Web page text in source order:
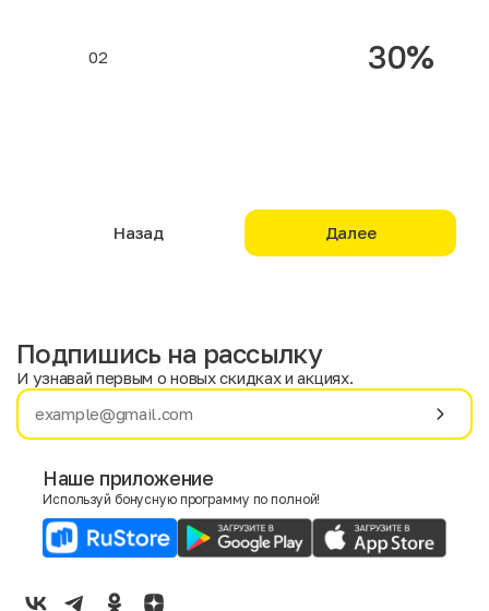
02 30%
Назад Далее
Имя
E-mail
Подпишись на рассылку
И узнавай первым о новых скидках и акциях.
Наше приложение
Используй бонусную программу по полной!